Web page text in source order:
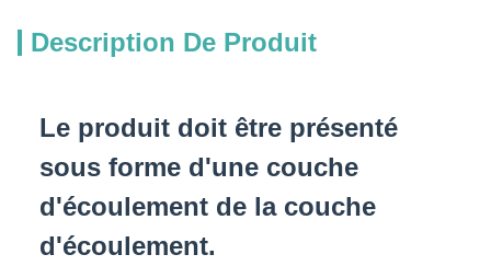
Description De Produit
Le produit doit être présenté
sous forme d'une couche
d'écoulement de la couche
d'écoulement.